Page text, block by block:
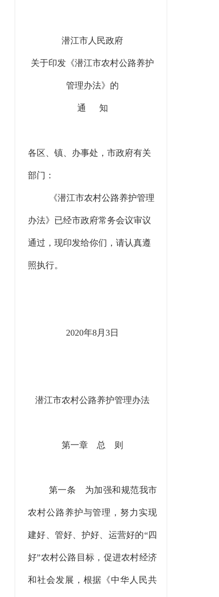
潜江市人民政府
关于印发《潜江市农村公路养护
管理办法》的
通 知
各区、镇、办事处，市政府有关
部门：
《潜江市农村公路养护管理
办法》 已经市政府常务会议审议
通过 ，现印发给你们， 请认真遵
照执行。
2020年8月3日
潜江市农村公路养护管理办法
第一章 总 则
第一条 为加强和规范我市
农村公路养护与管理，努力实现
建好、管好、护好、运营好的“四
好”农村公路目标，促进农村经济
和社会发展，根据《中华人民共